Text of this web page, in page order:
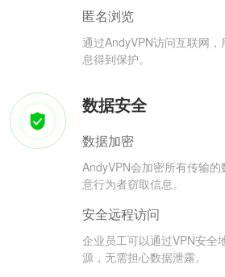
匿名浏览
通过AndyVPN访问互联网
息得到保护。
数据安全
数据加密
AndyVPN会加密所有传输
意行为者窃取信息。
安全远程访问
企业员工可以通过VPN安全
源，无需担心数据泄露。